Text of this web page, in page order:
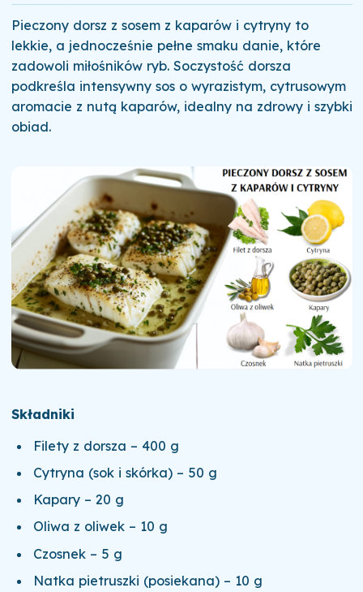
Pieczony dorsz z sosem z kaparów i cytryny to
lekkie, a jednocześnie pełne smaku danie, które
zadowoli miłośników ryb. Soczystość dorsza
podkreśla intensywny sos o wyrazistym, cytrusowym
aromacie z nutą kaparów, idealny na zdrowy i szybki
obiad.
Składniki
Filety z dorsza – 400 g
Cytryna (sok i skórka) – 50 g
Kapary – 20 g
Oliwa z oliwek – 10 g
Czosnek – 5 g
Natka pietruszki (posiekana) – 10 g